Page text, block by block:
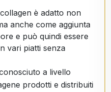
è adatto non
anche come aggiunta
e può quindi essere
vari piatti senza
a livello
prodotti e distribuiti